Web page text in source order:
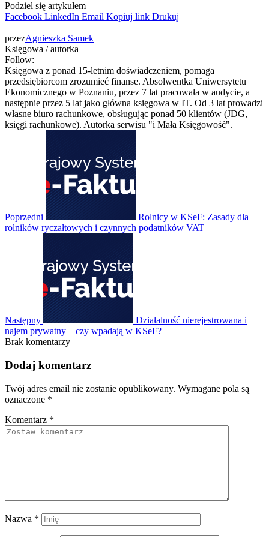
Podziel się artykułem
Facebook LinkedIn Email Kopiuj link Drukuj
przezAgnieszka Samek
Księgowa / autorka
Follow:
Księgowa z ponad 15-letnim doświadczeniem, pomaga
przedsiębiorcom zrozumieć finanse. Absolwentka Uniwersytetu
Ekonomicznego w Poznaniu, przez 7 lat pracowała w audycie, a
następnie przez 5 lat jako główna księgowa w IT. Od 3 lat prowadzi
własne biuro rachunkowe, obsługując ponad 50 klientów (JDG,
księgi rachunkowe). Autorka serwisu "i Mała Księgowość".
Poprzedni
Rolnicy w KSeF: Zasady dla
rolników ryczałtowych i czynnych podatników VAT
Następny
Działalność nierejestrowana i
najem prywatny – czy wpadają w KSeF?
Brak komentarzy
Dodaj komentarz
Twój adres email nie zostanie opublikowany. Wymagane pola są
oznaczone *
Komentarz *
Nazwa *